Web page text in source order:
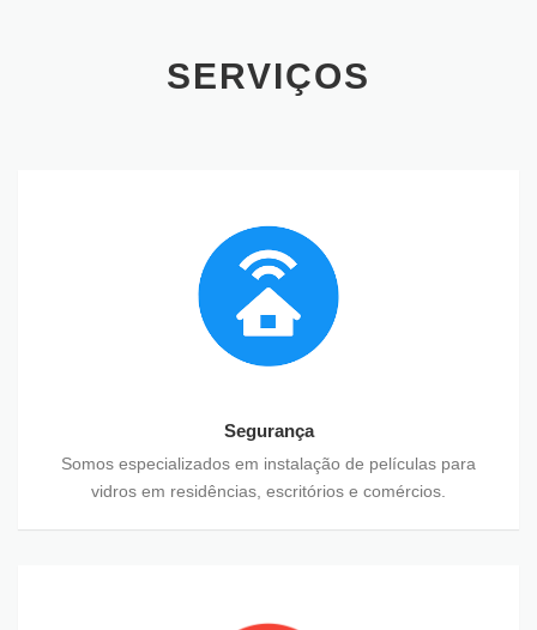
SERVIÇOS
Segurança
Somos especializados em instalação de películas para
vidros em residências, escritórios e comércios.